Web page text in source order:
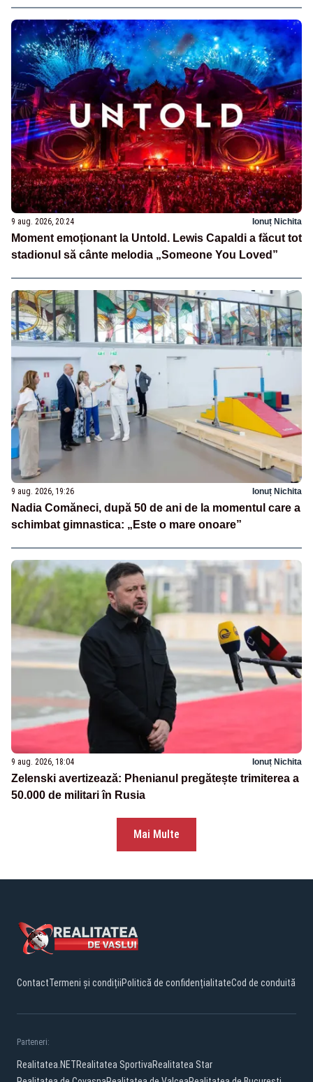
9 aug. 2026, 20:24 Ionuț Nichita
Moment emoționant la Untold. Lewis Capaldi a făcut tot
stadionul să cânte melodia „Someone You Loved”
9 aug. 2026, 19:26 Ionuț Nichita
Nadia Comăneci, după 50 de ani de la momentul care a
schimbat gimnastica: „Este o mare onoare”
9 aug. 2026, 18:04 Ionuț Nichita
Zelenski avertizează: Phenianul pregătește trimiterea a
50.000 de militari în Rusia
Mai Multe
ContactTermeni și condițiiPolitică de confidențialitateCod de conduită
Parteneri:
Realitatea.NETRealitatea SportivaRealitatea Star